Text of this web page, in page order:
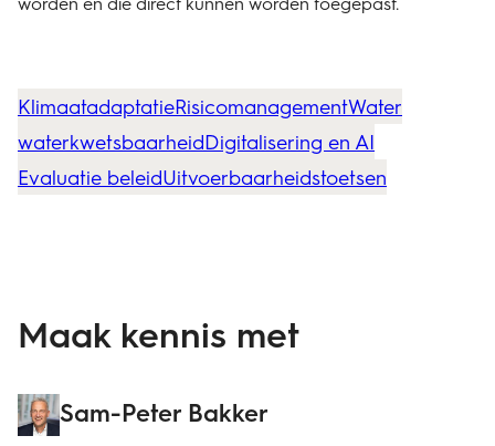
KlimaatadaptatieRisicomanagementWater
waterkwetsbaarheidDigitalisering en AI
Evaluatie beleidUitvoerbaarheidstoetsen
Maak kennis met
Sam-Peter Bakker